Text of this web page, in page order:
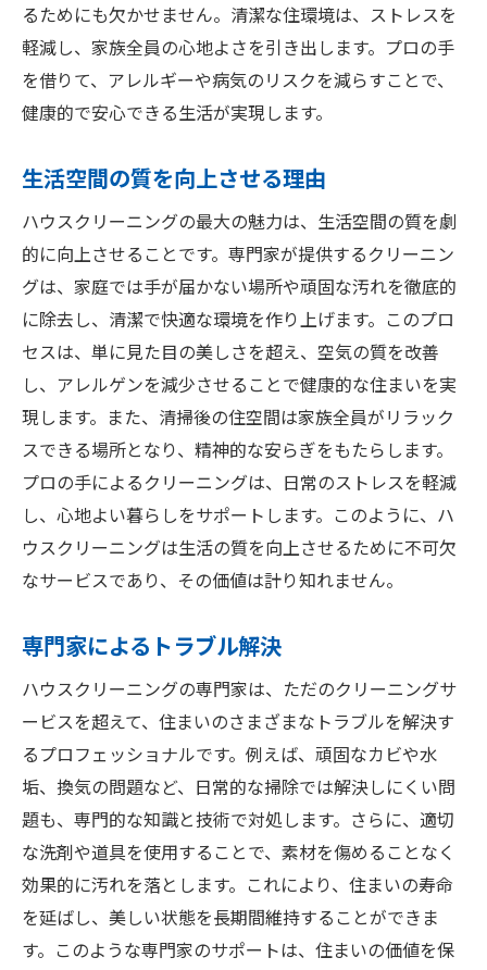
るためにも欠かせません。清潔な住環境は、ストレスを
軽減し、家族全員の心地よさを引き出します。プロの手
を借りて、アレルギーや病気のリスクを減らすことで、
健康的で安心できる生活が実現します。
生活空間の質を向上させる理由
ハウスクリーニングの最大の魅力は、生活空間の質を劇
的に向上させることです。専門家が提供するクリーニン
グは、家庭では手が届かない場所や頑固な汚れを徹底的
に除去し、清潔で快適な環境を作り上げます。このプロ
セスは、単に見た目の美しさを超え、空気の質を改善
し、アレルゲンを減少させることで健康的な住まいを実
現します。また、清掃後の住空間は家族全員がリラック
スできる場所となり、精神的な安らぎをもたらします。
プロの手によるクリーニングは、日常のストレスを軽減
し、心地よい暮らしをサポートします。このように、ハ
ウスクリーニングは生活の質を向上させるために不可欠
なサービスであり、その価値は計り知れません。
専門家によるトラブル解決
ハウスクリーニングの専門家は、ただのクリーニングサ
ービスを超えて、住まいのさまざまなトラブルを解決す
るプロフェッショナルです。例えば、頑固なカビや水
垢、換気の問題など、日常的な掃除では解決しにくい問
題も、専門的な知識と技術で対処します。さらに、適切
な洗剤や道具を使用することで、素材を傷めることなく
効果的に汚れを落とします。これにより、住まいの寿命
を延ばし、美しい状態を長期間維持することができま
す。このような専門家のサポートは、住まいの価値を保